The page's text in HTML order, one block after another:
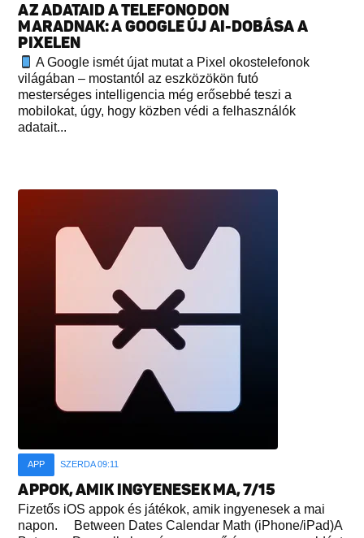
AZ ADATAID A TELEFONODON
MARADNAK: A GOOGLE ÚJ AI-DOBÁSA A
PIXELEN
A Google ismét újat mutat a Pixel okostelefonok
világában – mostantól az eszközökön futó
mesterséges intelligencia még erősebbé teszi a
mobilokat, úgy, hogy közben védi a felhasználók
adatait...
APP SZERDA 09:11
APPOK, AMIK INGYENESEK MA, 7/15
Fizetős iOS appok és játékok, amik ingyenesek a mai
napon. Between Dates Calendar Math (iPhone/iPad)A